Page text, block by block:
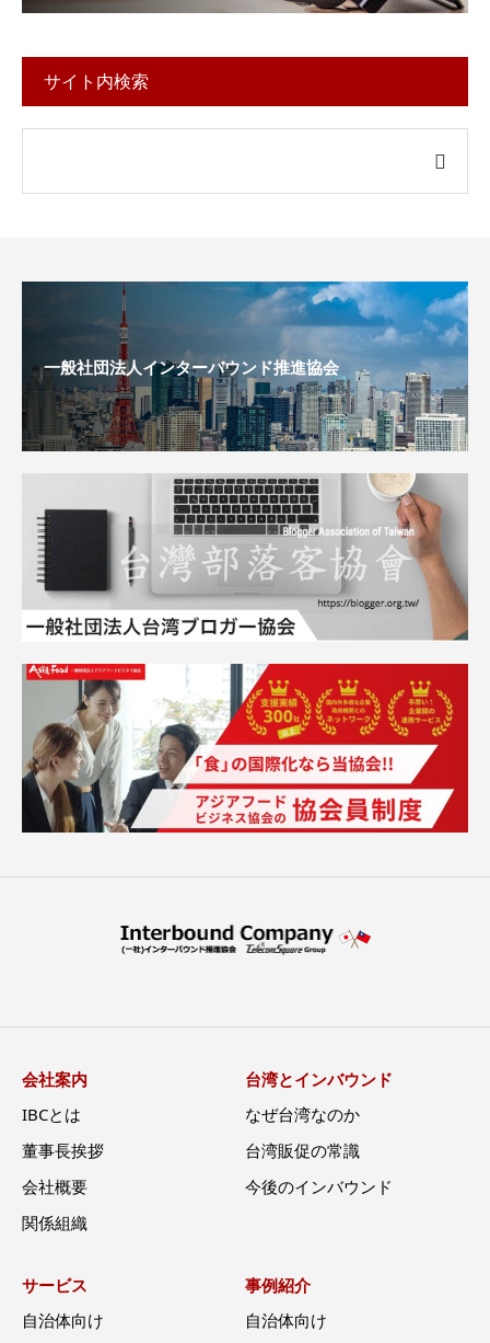
サイト内検索
一般社団法人インターバウンド推進協会
会社案内
IBCとは
董事長挨拶
会社概要
関係組織
台湾とインバウンド
なぜ台湾なのか
台湾販促の常識
今後のインバウンド
サービス
自治体向け
事例紹介
自治体向け